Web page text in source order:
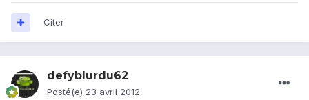
Citer
defyblurdu62
Posté(e) 23 avril 2012